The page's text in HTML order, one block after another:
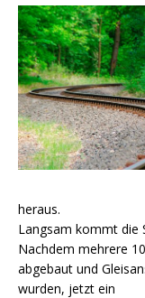
heraus.
Langsam kommt die
Nachdem mehrere
abgebaut und
wurden, jetzt ein